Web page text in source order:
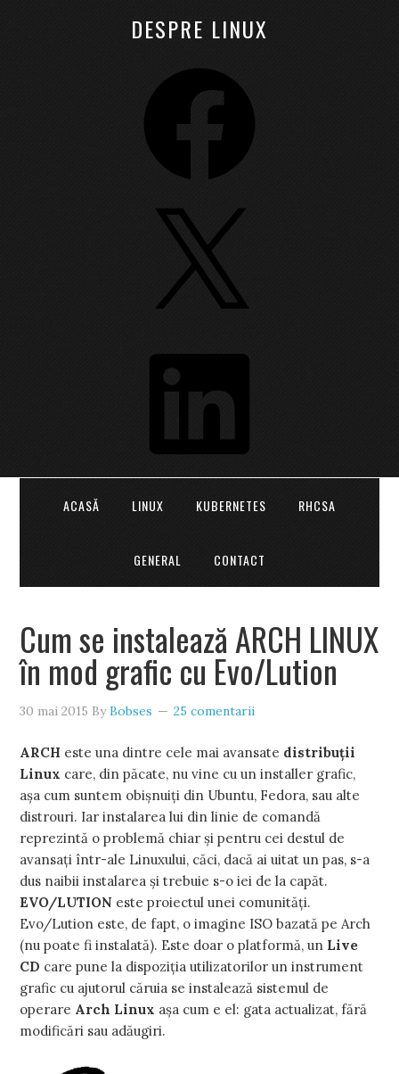
DESPRE LINUX
ACASĂ LINUX KUBERNETES RHCSA
GENERAL CONTACT
Cum se instalează ARCH LINUX
în mod grafic cu Evo/Lution
30 mai 2015 ByBobses 25 comentarii
ARCH este una dintre cele mai avansate distribuţii
Linux care, din păcate, nu vine cu un installer grafic,
aşa cum suntem obişnuiţi din Ubuntu, Fedora, sau alte
distrouri. Iar instalarea lui din linie de comandă
reprezintă o problemă chiar şi pentru cei destul de
avansaţi într-ale Linuxului, căci, dacă ai uitat un pas, s-a
dus naibii instalarea şi trebuie s-o iei de la capăt.
EVO/LUTION este proiectul unei comunităţi.
Evo/Lution este, de fapt, o imagine ISO bazată pe Arch
(nu poate fi instalată). Este doar o platformă, un Live
CD care pune la dispoziţia utilizatorilor un instrument
grafic cu ajutorul căruia se instalează sistemul de
operare Arch Linux aşa cum e el: gata actualizat, fără
modificări sau adăugiri.